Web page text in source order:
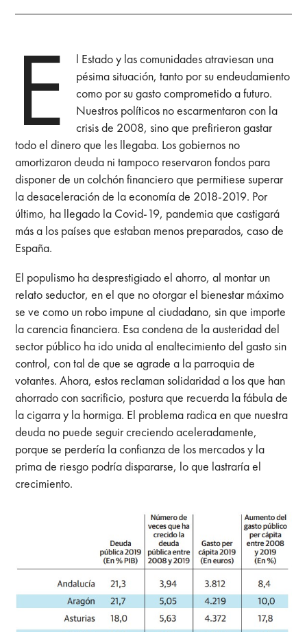
E
l Estado y las comunidades atraviesan una
pésima situación, tanto por su endeudamiento
como por su gasto comprometido a futuro.
Nuestros políticos no escarmentaron con la
crisis de 2008, sino que prefirieron gastar
todo el dinero que les llegaba. Los gobiernos no
amortizaron deuda ni tampoco reservaron fondos para
disponer de un colchón financiero que permitiese superar
la desaceleración de la economía de 2018-2019. Por
último, ha llegado la Covid-19, pandemia que castigará
más a los países que estaban menos preparados, caso de
España.
El populismo ha desprestigiado el ahorro, al montar un
relato seductor, en el que no otorgar el bienestar máximo
se ve como un robo impune al ciudadano, sin que importe
la carencia financiera. Esa condena de la austeridad del
sector público ha ido unida al enaltecimiento del gasto sin
control, con tal de que se agrade a la parroquia de
votantes. Ahora, estos reclaman solidaridad a los que han
ahorrado con sacrificio, postura que recuerda la fábula de
la cigarra y la hormiga. El problema radica en que nuestra
deuda no puede seguir creciendo aceleradamente,
porque se perdería la confianza de los mercados y la
prima de riesgo podría dispararse, lo que lastraría el
crecimiento.